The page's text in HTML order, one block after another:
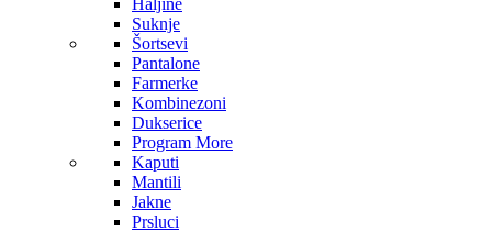
Haljine
Suknje
Šortsevi
Pantalone
Farmerke
Kombinezoni
Dukserice
Program More
Kaputi
Mantili
Jakne
Prsluci